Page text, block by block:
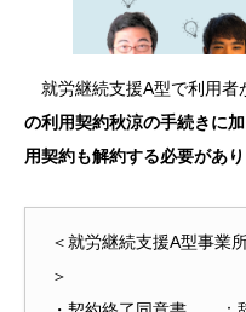
就労継続支援A型で利用者
の利用契約秋涼の手続きに
用契約も解約する必要があ
＜就労継続支援A型事業
＞